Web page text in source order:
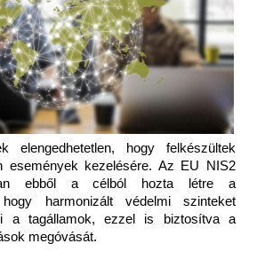
elengedhetetlen, hogy felkészültek
események kezelésére. Az EU NIS2
ebből a célból hozta létre a
hogy harmonizált védelmi szinteket
a tagállamok, ezzel is biztosítva a
megóvását.